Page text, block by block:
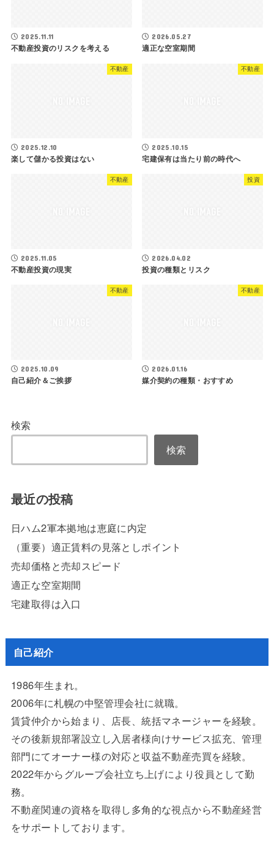
2025.11.11
不動産投資のリスクを考える
2026.05.27
適正な空室期間
不動産
2025.12.10
楽して儲かる投資はない
不動産
2025.10.15
宅建保有は当たり前の時代へ
不動産
2025.11.05
不動産投資の現実
投資
2026.04.02
投資の種類とリスク
不動産
2025.10.09
自己紹介＆ご挨拶
不動産
2026.01.16
媒介契約の種類・おすすめ
検索
検索
最近の投稿
日ハム2軍本拠地は恵庭に内定
（重要）適正賃料の見落としポイント
売却価格と売却スピード
適正な空室期間
宅建取得は入口
自己紹介
1986年生まれ。
2006年に札幌の中堅管理会社に就職。
賃貸仲介から始まり、店長、統括マネージャーを経験。
その後新規部署設立し入居者様向けサービス拡充、管理
部門にてオーナー様の対応と収益不動産売買を経験。
2022年からグループ会社立ち上げにより役員として勤
務。
不動産関連の資格を取得し多角的な視点から不動産経営
をサポートしております。